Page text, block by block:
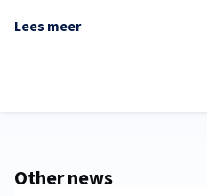
Lees meer
Other news